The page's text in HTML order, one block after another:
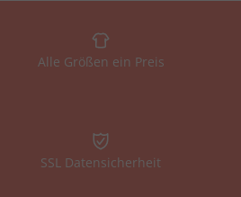
Alle Größen ein Preis
SSL Datensicherheit